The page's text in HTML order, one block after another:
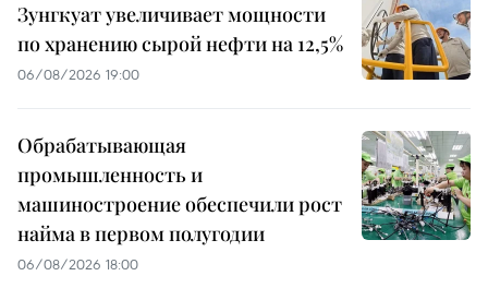
Зунгкуат увеличивает мощности
по хранению сырой нефти на 12,5%
06/08/2026 19:00
Обрабатывающая
промышленность и
машиностроение обеспечили рост
найма в первом полугодии
06/08/2026 18:00